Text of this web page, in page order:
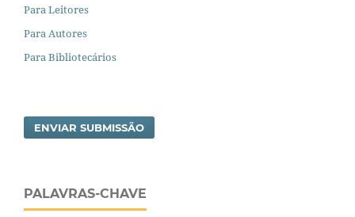
Para Leitores
Para Autores
Para Bibliotecários
ENVIAR SUBMISSÃO
PALAVRAS-CHAVE